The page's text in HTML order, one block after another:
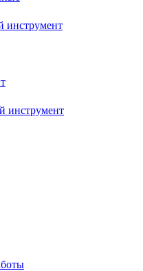
инструмент
инструмент